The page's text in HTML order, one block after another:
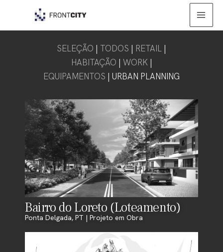
content
SELEÇÃO | TODOS | RETAIL |
HABITAÇÃO | WORK|
EQUIPAMENTOS | URBAN PLANNING
Bairro do Loreto (Loteamento)
Ponta Delgada, PT | Projeto em Obra